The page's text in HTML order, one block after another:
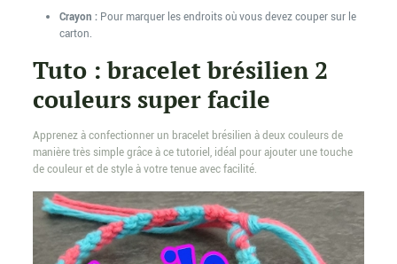
Crayon :Pour marquer les endroits où vous devez couper sur le
carton.
Tuto : bracelet brésilien 2
couleurs super facile
Apprenez à confectionner un bracelet brésilien à deux couleurs de
manière très simple grâce à ce tutoriel, idéal pour ajouter une touche
de couleur et de style à votre tenue avec facilité.